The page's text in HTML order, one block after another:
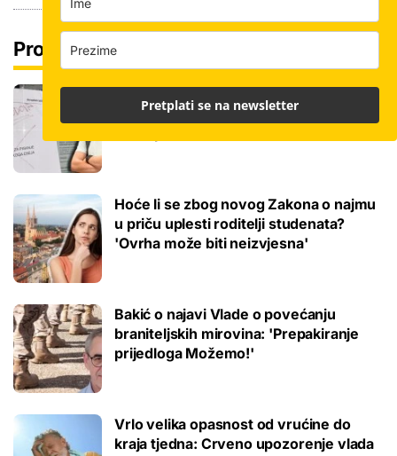
Pročitaj još
Tisuće kandidata idu na 'popravni' iz
Hoće li se zbog novog Zakona o najmu
u priču uplesti roditelji studenata?
'Ovrha može biti neizvjesna'
Bakić o najavi Vlade o povećanju
braniteljskih mirovina: 'Prepakiranje
prijedloga Možemo!'
Vrlo velika opasnost od vrućine do
kraja tjedna: Crveno upozorenje vlada
Pretplati se na newsletter